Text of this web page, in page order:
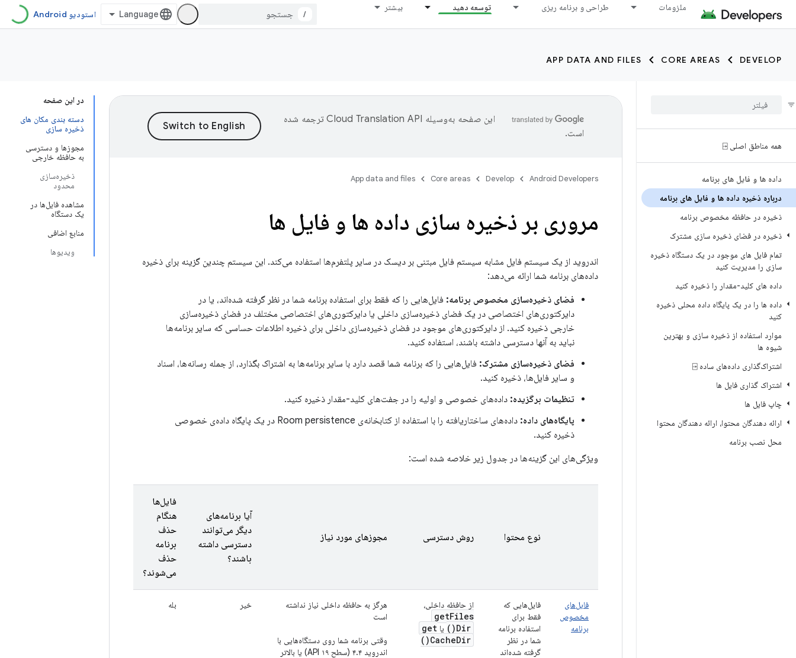
ملزومات طراحی و برنامه ریزی توسعه دهید بیشتر
/ استودیو Android
DEVELOP
CORE AREAS
APP DATA AND FILES
همه مناطق اصلی ⍈
داده ها و فایل های برنامه
درباره ذخیره داده ها و فایل های برنامه
ذخیره در حافظه مخصوص برنامه
ذخیره در فضای ذخیره سازی مشترک
تمام فایل های موجود در یک دستگاه ذخیره
سازی را مدیریت کنید
داده های کلید-مقدار را ذخیره کنید
داده ها را در یک پایگاه داده محلی ذخیره
کنید
موارد استفاده از ذخیره سازی و بهترین
شیوه ها
اشتراک‌گذاری داده‌های ساده ⍈
اشتراک گذاری فایل ها
چاپ فایل ها
ارائه دهندگان محتوا، ارائه دهندگان محتوا
محل نصب برنامه
در این صفحه
دسته بندی مکان های
ذخیره سازی
مجوزها و دسترسی
به حافظه خارجی
ذخیره‌سازی
محدود
مشاهده فایل‌ها در
یک دستگاه
منابع اضافی
ویدیوها
این صفحه به‌وسیله
ترجمه شده
است.
Android Developers
Develop
Core areas
App data and files
مروری بر ذخیره سازی داده ها و فایل ها
اندروید از یک سیستم فایل مشابه سیستم فایل مبتنی بر دیسک در سایر پلتفرم‌ها استفاده می‌کند. این سیستم چندین گزینه برای ذخیره
داده‌های برنامه شما ارائه می‌دهد:
فضای ذخیره‌سازی مخصوص برنامه: فایل‌هایی را که فقط برای استفاده برنامه شما در نظر گرفته شده‌اند، یا در
دایرکتوری‌های اختصاصی در یک فضای ذخیره‌سازی داخلی یا دایرکتوری‌های اختصاصی مختلف در فضای ذخیره‌سازی
خارجی ذخیره کنید. از دایرکتوری‌های موجود در فضای ذخیره‌سازی داخلی برای ذخیره اطلاعات حساسی که سایر برنامه‌ها
نباید به آنها دسترسی داشته باشند، استفاده کنید.
فضای ذخیره‌سازی مشترک: فایل‌هایی را که برنامه شما قصد دارد با سایر برنامه‌ها به اشتراک بگذارد، از جمله رسانه‌ها، اسناد
و سایر فایل‌ها، ذخیره کنید.
تنظیمات برگزیده: داده‌های خصوصی و اولیه را در جفت‌های کلید-مقدار ذخیره کنید.
پایگاه‌های داده:
داده‌های ساختاریافته را با استفاده از کتابخانه‌ی Room persistence در یک پایگاه داده‌ی خصوصی
ذخیره کنید.
ویژگی‌های این گزینه‌ها در جدول زیر خلاصه شده است:
نوع محتوا روش دسترسی مجوزهای مورد نیاز
آیا برنامه‌های
دیگر می‌توانند
دسترسی داشته
باشند؟
فایل‌ها
هنگام
حذف
برنامه
حذف
می‌شوند؟
فایل‌های
مخصوص
برنامه
فایل‌هایی که
فقط برای
استفاده برنامه
شما در نظر
گرفته شده‌اند
از حافظه داخلی،
getFiles
Dir(
) یا get
CacheDir(
)
هرگز به حافظه داخلی نیاز نداشته
است
وقتی برنامه شما روی دستگاه‌هایی با
اندروید ۴.۴ (سطح API ۱۹) یا بالاتر
خیر بله